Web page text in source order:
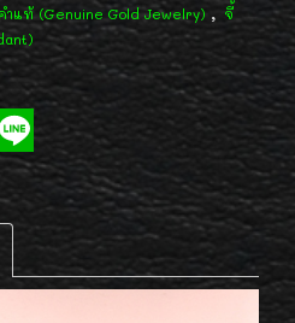
แท้ (Genuine Gold Jewelry) , จี้